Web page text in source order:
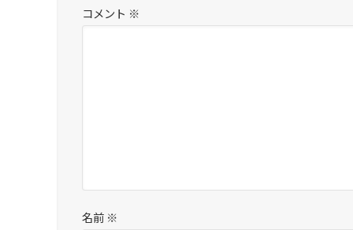
コメント ※
名前 ※